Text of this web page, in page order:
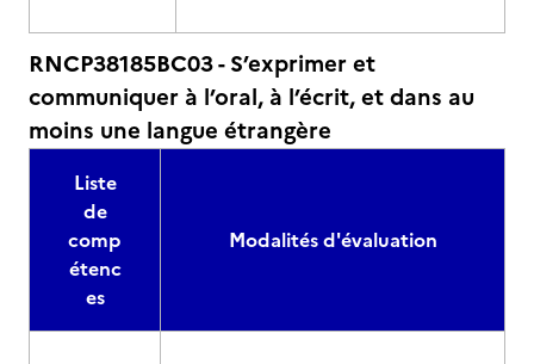
RNCP38185BC03 - S’exprimer et
communiquer à l’oral, à l’écrit, et dans au
moins une langue étrangère
Liste
de
comp
étenc
es
Modalités d'évaluation